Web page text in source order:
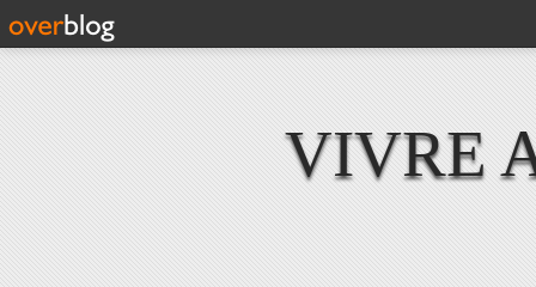
VIVRE